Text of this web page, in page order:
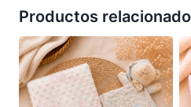
Productos